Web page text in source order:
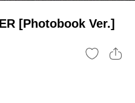
[Photobook Ver.]